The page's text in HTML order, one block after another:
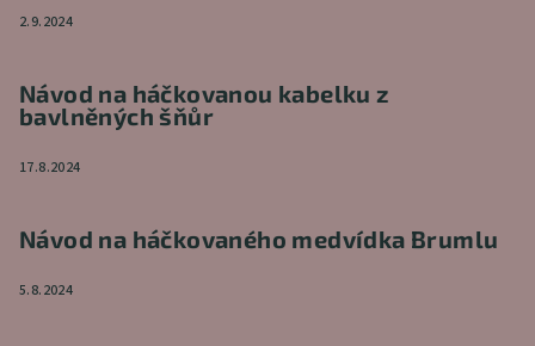
2.9.2024
Návod na háčkovanou kabelku z
bavlněných šňůr
17.8.2024
Návod na háčkovaného medvídka Brumlu
5.8.2024